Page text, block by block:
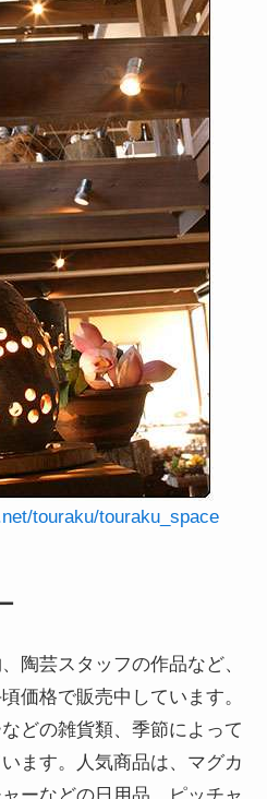
touraku/touraku_space
陶芸スタッフの作品など、
価格で販売中しています。
どの雑貨類、季節によって
ます。人気商品は、マグカ